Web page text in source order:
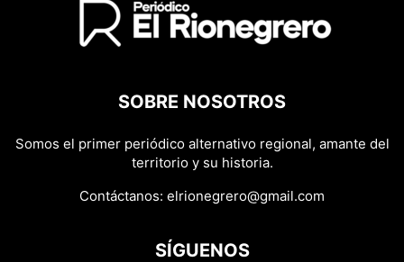
SOBRE NOSOTROS
Somos el primer periódico alternativo regional, amante del
territorio y su historia.
Contáctanos: elrionegrero@gmail.com
SÍGUENOS